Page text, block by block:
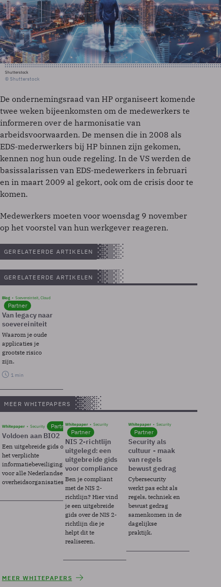
Shutterstock
© Shutterstock
De ondernemingsraad van HP organiseert komende
twee weken bijeenkomsten om de medewerkers te
informeren over de harmonisatie van
arbeidsvoorwaarden. De mensen die in 2008 als
EDS-mederwerkers bij HP binnen zijn gekomen,
kennen nog hun oude regeling. In de VS werden de
basissalarissen van EDS-medewerkers in februari
en in maart 2009 al gekort, ook om de crisis door te
komen.
Medewerkers moeten voor woensdag 9 november
op het voorstel van hun werkgever reageren.
GERELATEERDE ARTIKELEN
GERELATEERDE ARTIKELEN
Blog Soevereinteit, Cloud
Partner
Van legacy naar
soevereiniteit
Waarom je oude
applicaties je
grootste risico
zijn.
1 min
MEER WHITEPAPERS
Whitepaper Security Partner
Voldoen aan BIO2
Een uitgebreide gids over BIO2,
het verplichte
informatiebeveiligingsframework
voor alle Nederlandse
overheidsorganisaties.
Whitepaper Security
Partner
NIS 2-richtlijn
uitgelegd: een
uitgebreide gids
voor compliance
Ben je compliant
met de NIS 2-
richtlijn? Hier vind
je een uitgebreide
gids over de NIS 2-
richtlijn die je
helpt dit te
realiseren.
Whitepaper Security
Partner
Security als
cultuur - maak
van regels
bewust gedrag
Cybersecurity
werkt pas echt als
regels, techniek en
bewust gedrag
samenkomen in de
dagelijkse
praktijk.
MEER WHITEPAPERS